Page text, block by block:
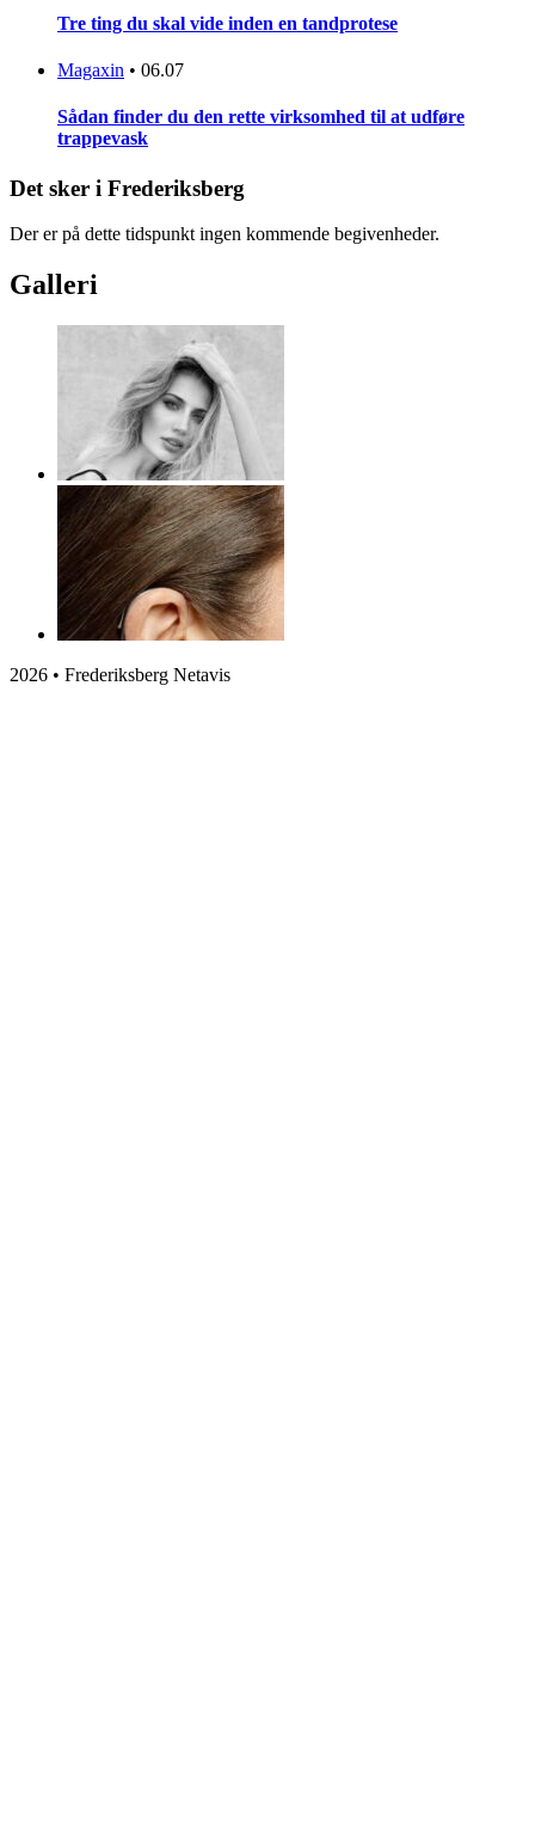
Tre ting du skal vide inden en tandprotese
Magaxin • 06.07
Sådan finder du den rette virksomhed til at udføre
trappevask
Det sker i Frederiksberg
Der er på dette tidspunkt ingen kommende begivenheder.
Galleri
2026 • Frederiksberg Netavis